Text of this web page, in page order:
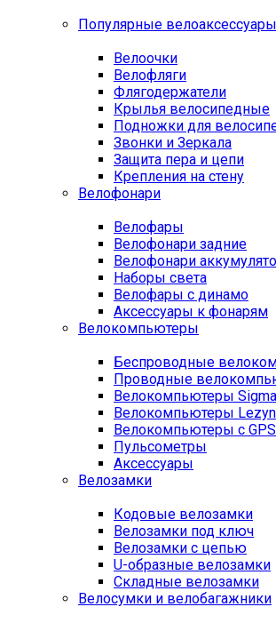
Популярные велоаксессуары
Велоочки
Велофляги
Флягодержатели
Крылья велосипедные
Подножки для
Звонки и Зеркала
Защита пера и цепи
Крепления на стену
Велофонари
Велофары
Велофонари задние
Велофонари
Наборы света
Велофары с динамо
Аксессуары к фонарям
Велокомпьютеры
Беспроводные
Проводные
Велокомпьютеры Sigma
Велокомпьютеры
Велокомпьютеры с
Пульсометры
Аксессуары
Велозамки
Кодовые велозамки
Велозамки под ключ
Велозамки с цепью
U-образные велозамки
Складные велозамки
Велосумки и велобагажники